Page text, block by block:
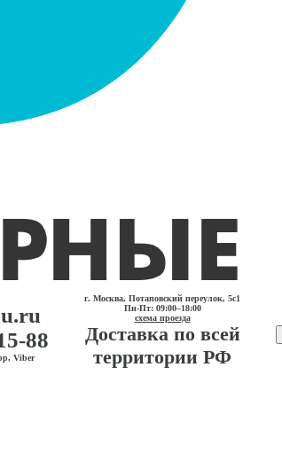
88
Viber
г. Москва, Потаповский переулок, 5с1
Пн-Пт: 09:00–18:00
схема проезда
Доставка по всей
территории РФ